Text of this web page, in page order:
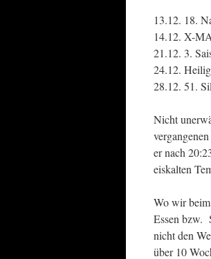
13.12. 18.
14.12. X-
21.12. 3.
24.12.
28.12. 51.
Nicht
er nach
eiskalten
Wo wir beim
Essen bzw.
nicht den
über 10